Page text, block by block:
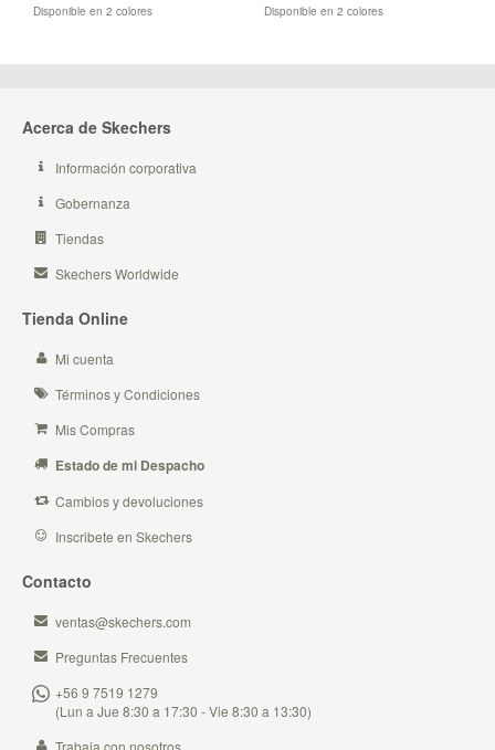
Disponible en 2 colores Disponible en 2 colores
Acerca de Skechers
Información corporativa
Gobernanza
Tiendas
Skechers Worldwide
Tienda Online
Mi cuenta
Términos y Condiciones
Mis Compras
Estado de mi Despacho
Cambios y devoluciones
Inscribete en Skechers
Contacto
ventas@skechers.com
Preguntas Frecuentes
+56 9 7519 1279
(Lun a Jue 8:30 a 17:30 - Vie 8:30 a 13:30)
Trabaja con nosotros